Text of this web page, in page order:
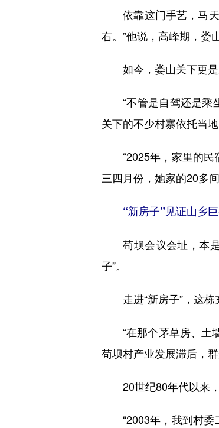
依靠这门手艺，马天
右。”他说，高峰期，娄
如今，娄山关下更是
“不管是自驾还是乘坐
关下的不少村寨依托当
“2025年，家里的民
三四月份，她家的20多
“新房子”见证山乡
苟坝会议会址，本是
子”。
走进“新房子”，这栋
“在那个茅草房、土墙
苟坝村产业发展滞后，
20世纪80年代以来，
“2003年，我到村委